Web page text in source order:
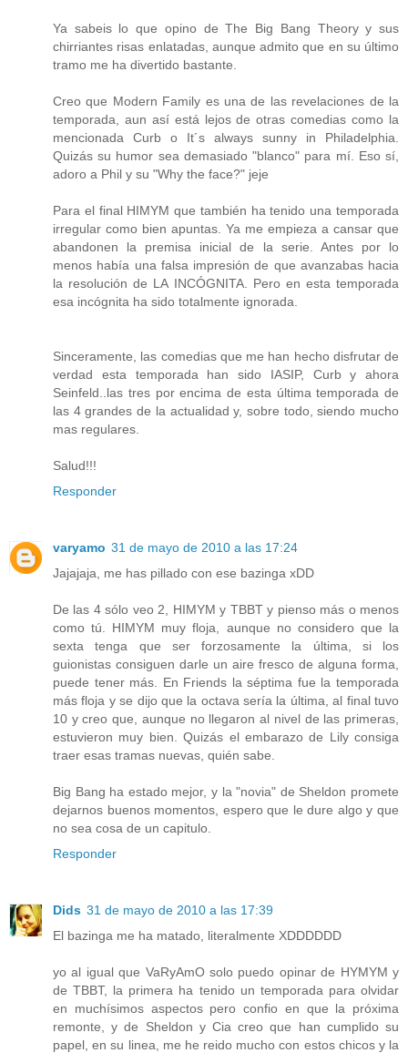
Ya sabeis lo que opino de The Big Bang Theory y sus
chirriantes risas enlatadas, aunque admito que en su último
tramo me ha divertido bastante.
Creo que Modern Family es una de las revelaciones de la
temporada, aun así está lejos de otras comedias como la
mencionada Curb o It´s always sunny in Philadelphia.
Quizás su humor sea demasiado "blanco" para mí. Eso sí,
adoro a Phil y su "Why the face?" jeje
Para el final HIMYM que también ha tenido una temporada
irregular como bien apuntas. Ya me empieza a cansar que
abandonen la premisa inicial de la serie. Antes por lo
menos había una falsa impresión de que avanzabas hacia
la resolución de LA INCÓGNITA. Pero en esta temporada
esa incógnita ha sido totalmente ignorada.
Sinceramente, las comedias que me han hecho disfrutar de
verdad esta temporada han sido IASIP, Curb y ahora
Seinfeld..las tres por encima de esta última temporada de
las 4 grandes de la actualidad y, sobre todo, siendo mucho
mas regulares.
Salud!!!
Responder
varyamo 31 de mayo de 2010 a las 17:24
Jajajaja, me has pillado con ese bazinga xDD
De las 4 sólo veo 2, HIMYM y TBBT y pienso más o menos
como tú. HIMYM muy floja, aunque no considero que la
sexta tenga que ser forzosamente la última, si los
guionistas consiguen darle un aire fresco de alguna forma,
puede tener más. En Friends la séptima fue la temporada
más floja y se dijo que la octava sería la última, al final tuvo
10 y creo que, aunque no llegaron al nivel de las primeras,
estuvieron muy bien. Quizás el embarazo de Lily consiga
traer esas tramas nuevas, quién sabe.
Big Bang ha estado mejor, y la "novia" de Sheldon promete
dejarnos buenos momentos, espero que le dure algo y que
no sea cosa de un capitulo.
Responder
Dids 31 de mayo de 2010 a las 17:39
El bazinga me ha matado, literalmente XDDDDDD
yo al igual que VaRyAmO solo puedo opinar de HYMYM y
de TBBT, la primera ha tenido un temporada para olvidar
en muchísimos aspectos pero confio en que la próxima
remonte, y de Sheldon y Cia creo que han cumplido su
papel, en su linea, me he reido mucho con estos chicos y la